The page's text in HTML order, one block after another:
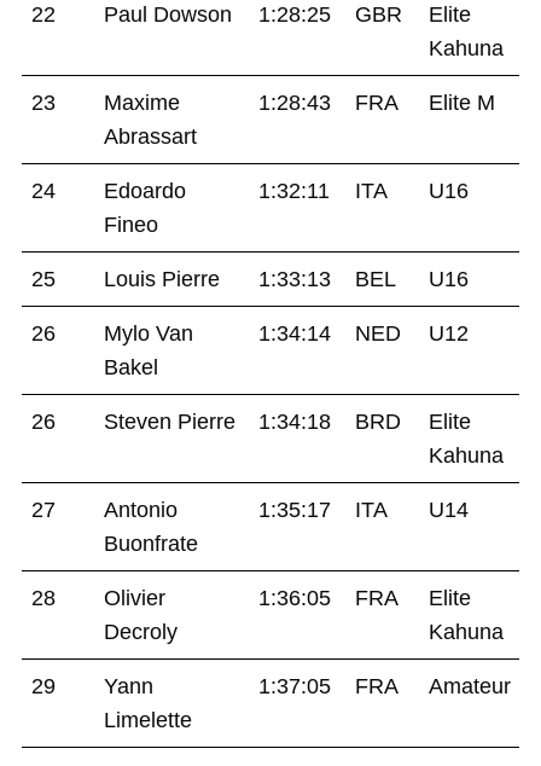
22 Paul Dowson 1:28:25 GBR
Elite
Kahuna
23
Maxime
Abrassart
1:28:43 FRA Elite M
24
Edoardo
Fineo
1:32:11 ITA U16
25 Louis Pierre 1:33:13 BEL U16
26
Mylo Van
Bakel
1:34:14 NED U12
26 Steven Pierre 1:34:18 BRD
Elite
Kahuna
27
Antonio
Buonfrate
1:35:17 ITA U14
28
Olivier
Decroly
1:36:05 FRA
Elite
Kahuna
29
Yann
Limelette
1:37:05 FRA Amateur